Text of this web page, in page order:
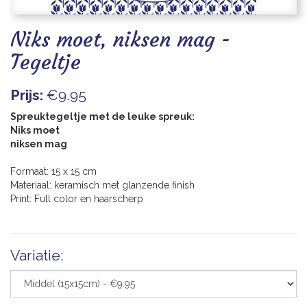
Niks moet, niksen mag -
Tegeltje
Prijs: €9.95
Spreuktegeltje met de leuke spreuk:
Niks moet
niksen mag
Formaat: 15 x 15 cm
Materiaal: keramisch met glanzende finish
Print: Full color en haarscherp
Variatie: